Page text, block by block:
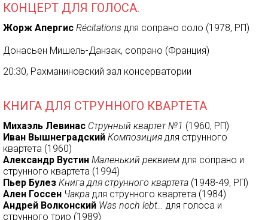
КОНЦЕРТ ДЛЯ ГОЛОСА.
Жорж Апергис Récitations для сопрано соло (1978, РП)
Донасьен Мишель-Данзак, сопрано (Франция)
20:30, Рахманиновский зал консерватории
КНИГА ДЛЯ СТРУННОГО КВАРТЕТА
Михаэль Левинас Струнный квартет №1 (1960, РП)
Иван Вышнеградский Композиция для струнного
квартета (1960)
Александр Вустин Маленький реквием для сопрано и
струнного квартета (1994)
Пьер Булез Книга для струнного квартета (1948-49, РП)
Ален Госсен Чакра для струнного квартета (1984)
Андрей Волконский Was noch lebt… для голоса и
струнного трио (1989)